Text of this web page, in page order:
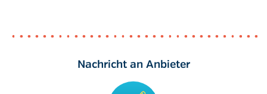
Nachricht an Anbieter